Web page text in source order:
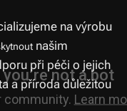
na výrobu
našim
při péči o jejich
a příroda důležitou